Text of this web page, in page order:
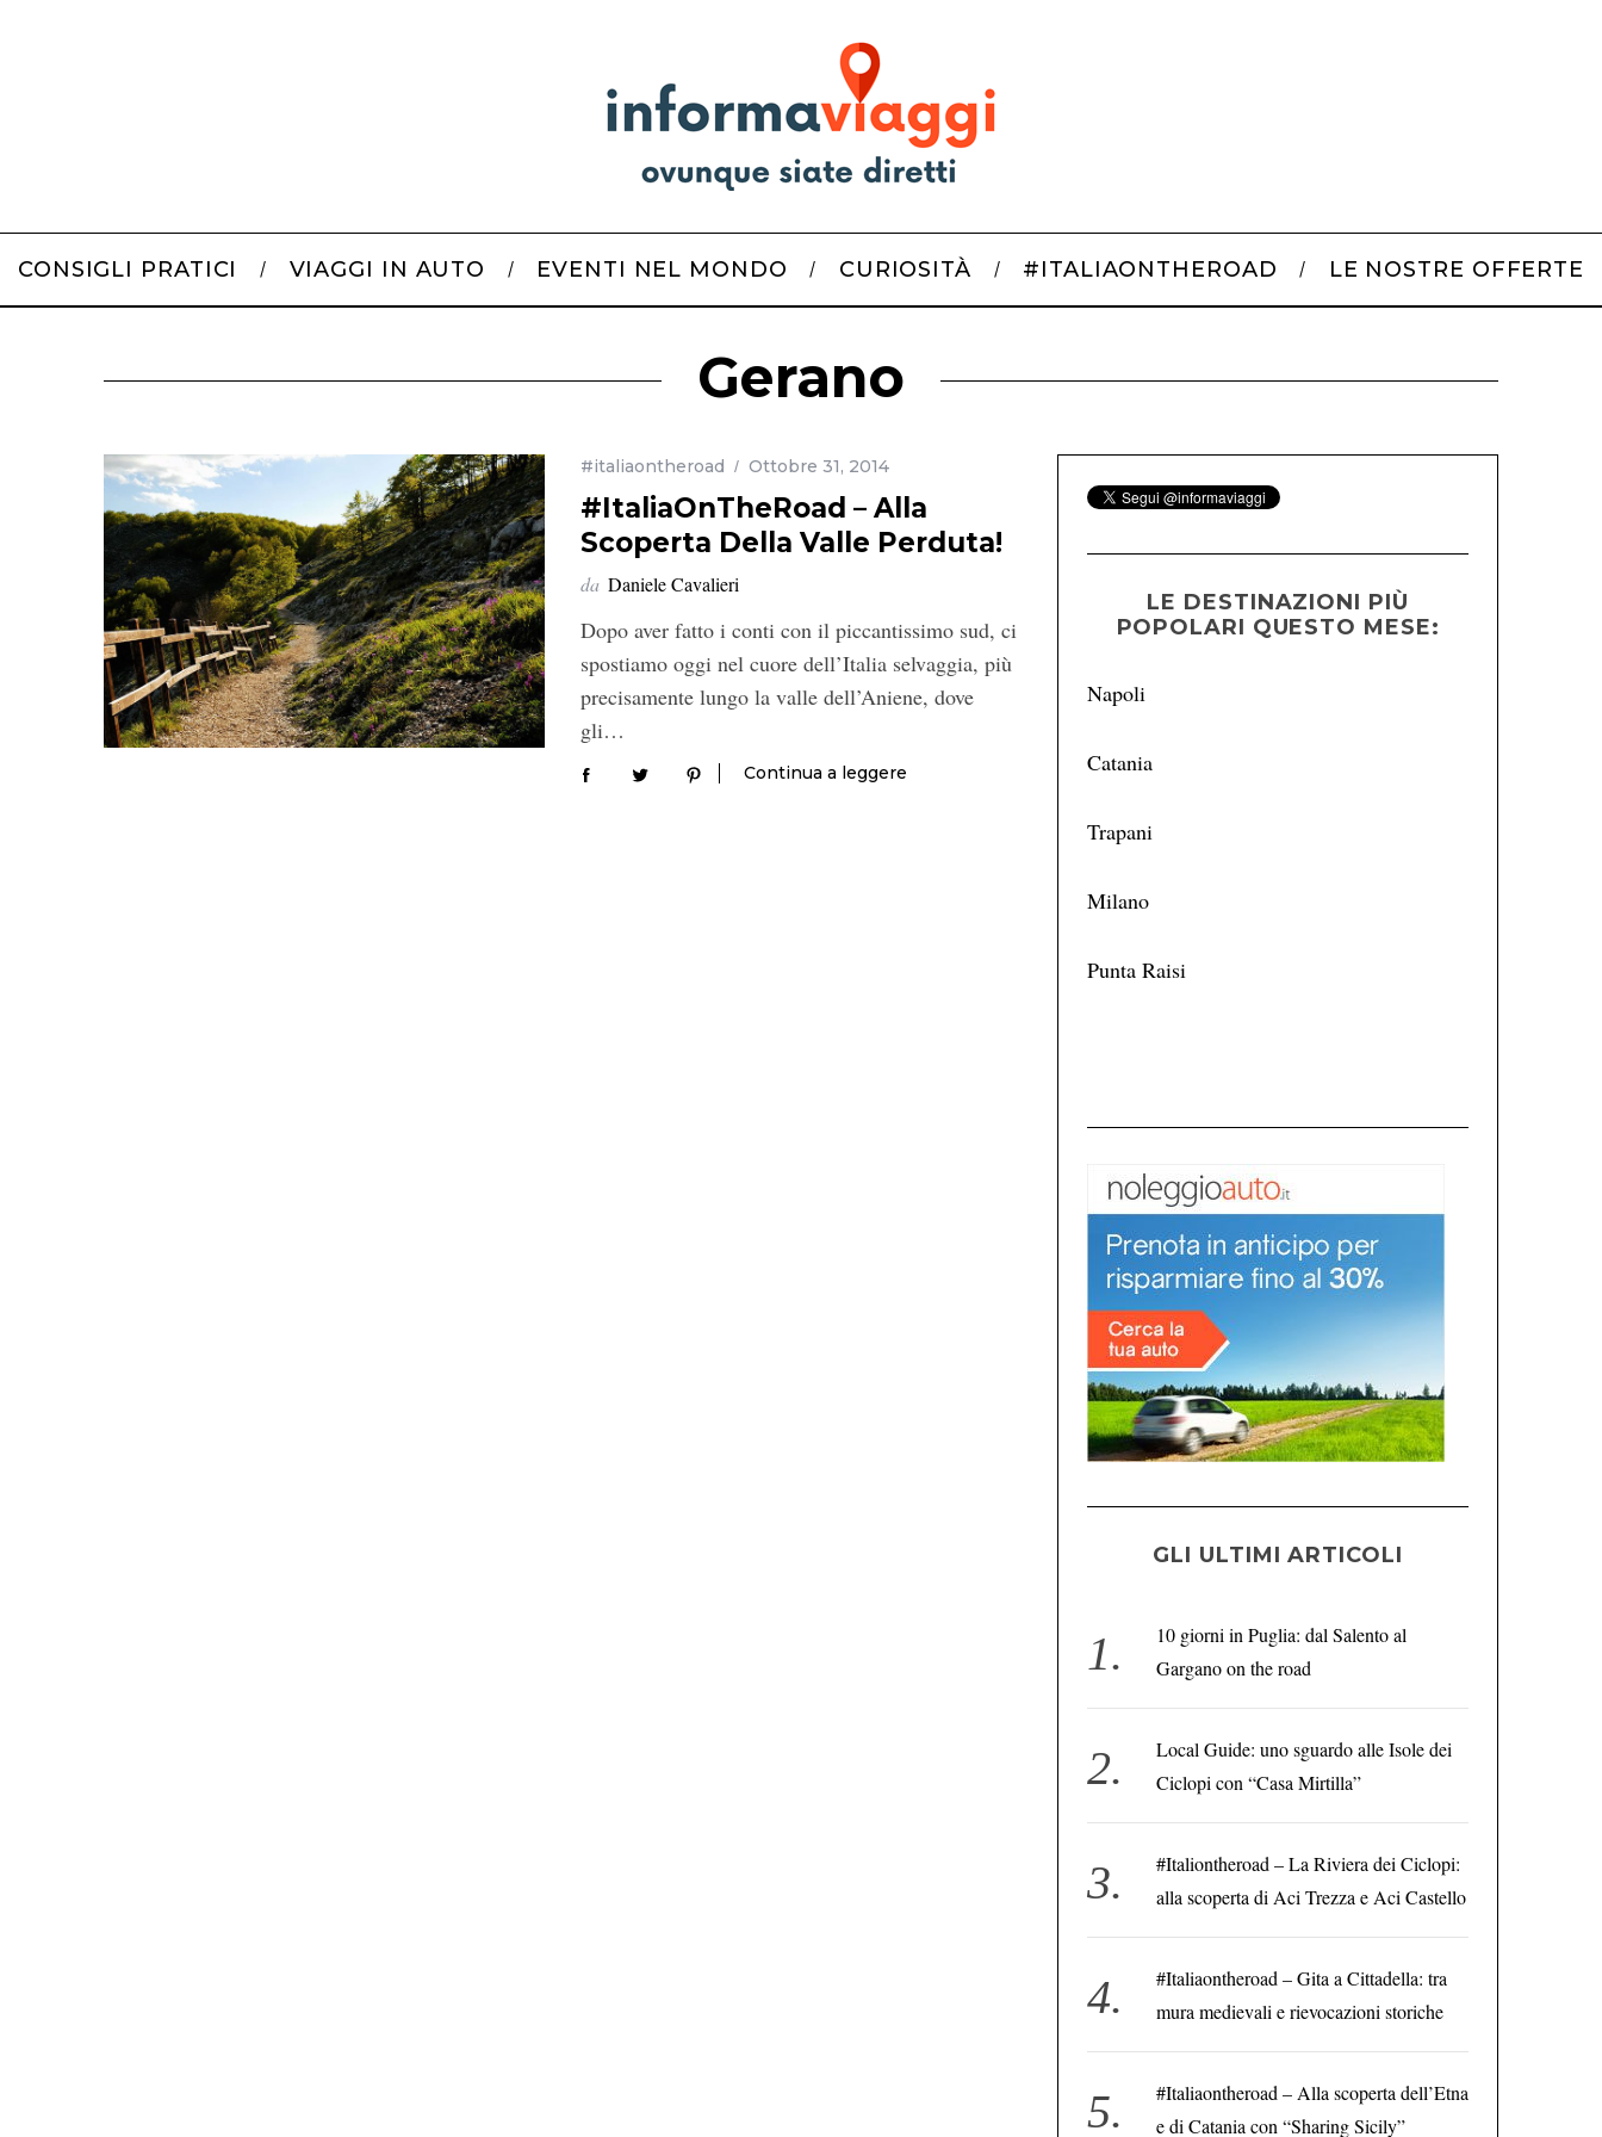
CONSIGLI PRATICI VIAGGI IN AUTO EVENTI NEL MONDO CURIOSITÀ #ITALIAONTHEROAD LE NOSTRE OFFERTE
Gerano
#italiaontheroad Ottobre 31, 2014
#ItaliaOnTheRoad – Alla
Scoperta Della Valle Perduta!
da Daniele Cavalieri
Dopo aver fatto i conti con il piccantissimo sud, ci
spostiamo oggi nel cuore dell’Italia selvaggia, più
precisamente lungo la valle dell’Aniene, dove
gli…
Continua a leggere
LE DESTINAZIONI PIÙ
POPOLARI QUESTO MESE:
Napoli
Catania
Trapani
Milano
Punta Raisi
GLI ULTIMI ARTICOLI
10 giorni in Puglia: dal Salento al
Gargano on the road
Local Guide: uno sguardo alle Isole dei
Ciclopi con “Casa Mirtilla”
#Italiontheroad – La Riviera dei Ciclopi:
alla scoperta di Aci Trezza e Aci Castello
#Italiaontheroad – Gita a Cittadella: tra
mura medievali e rievocazioni storiche
#Italiaontheroad – Alla scoperta dell’Etna
e di Catania con “Sharing Sicily”